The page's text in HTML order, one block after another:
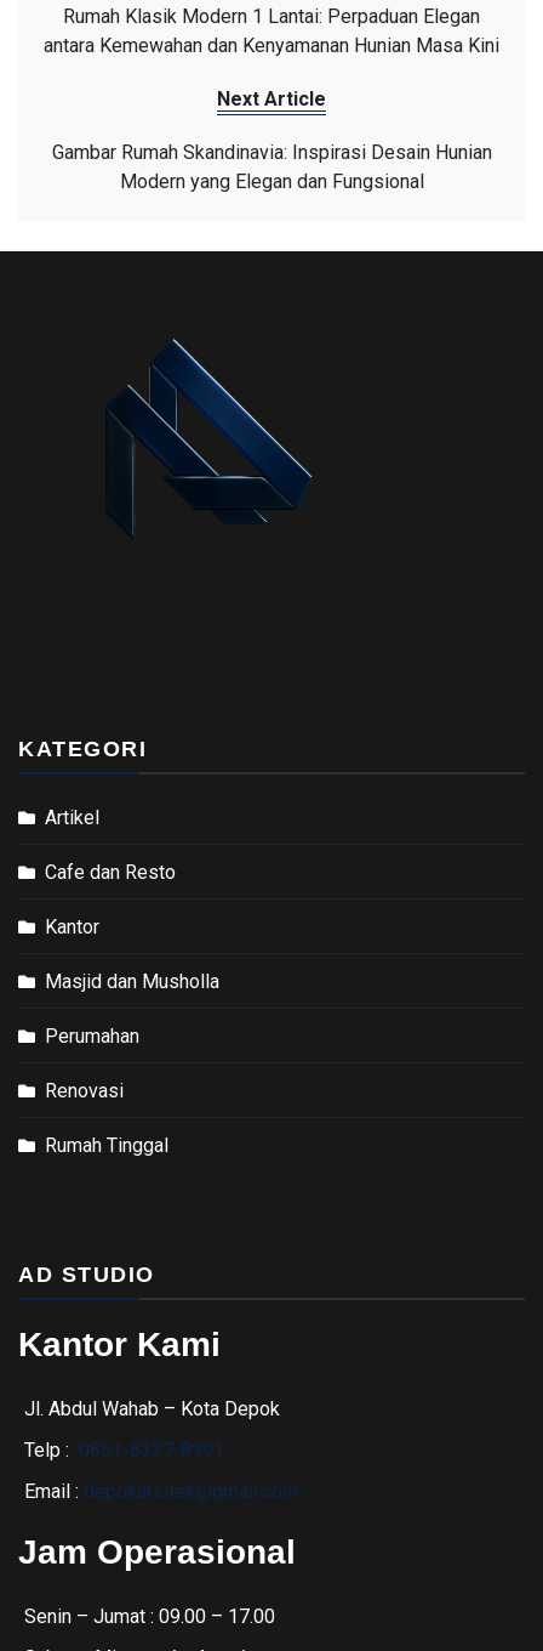
Rumah Klasik Modern 1 Lantai: Perpaduan Elegan
antara Kemewahan dan Kenyamanan Hunian Masa Kini
Next Article
Gambar Rumah Skandinavia: Inspirasi Desain Hunian
Modern yang Elegan dan Fungsional
KATEGORI
Artikel
Cafe dan Resto
Kantor
Masjid dan Musholla
Perumahan
Renovasi
Rumah Tinggal
AD STUDIO
Kantor Kami
Jl. Abdul Wahab – Kota Depok
Telp : 0851-8327-8991
Email : depokarsitek@gmail.com
Jam Operasional
Senin – Jumat : 09.00 – 17.00